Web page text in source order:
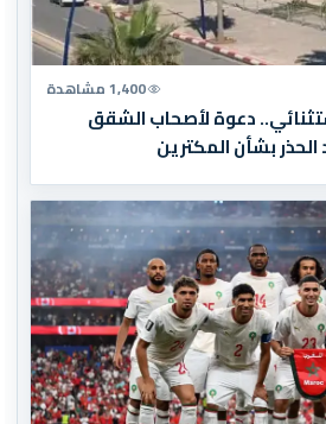
1,400 مشاهدة
دعوة لأصحاب الشقق
بشأن المكترين